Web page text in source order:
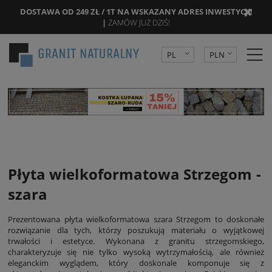
DOSTAWA OD 249 ZŁ / 1T NA WSKAZANY ADRES INWESTYCJI!
| ZAMÓW JUŻ DZIŚ!
PL
PLN
Płyta wielkoformatowa Strzegom -
szara
Prezentowana płyta wielkoformatowa szara Strzegom to doskonałe
rozwiązanie dla tych, którzy poszukują materiału o wyjątkowej
trwałości i estetyce. Wykonana z granitu strzegomskiego,
charakteryzuje się nie tylko wysoką wytrzymałością, ale również
eleganckim wyglądem, który doskonale komponuje się z